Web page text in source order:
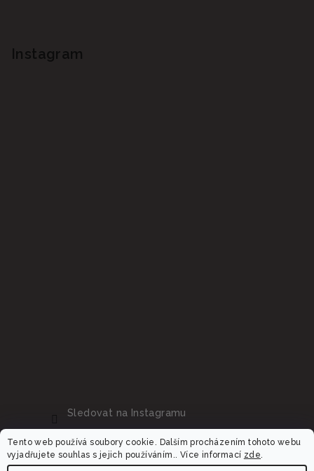
Tento web používá soubory cookie. Dalším procházením tohoto webu
vyjadřujete souhlas s jejich používáním.. Více informací zde.
Instagram
Sledovat na Instagramu